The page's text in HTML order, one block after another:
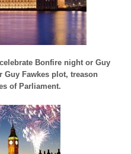
Bonfire night or Guy
Guy Fawkes plot, treason
of Parliament.